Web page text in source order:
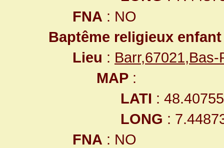
FNA : NO
Baptême religieux enfant
Lieu :
MAP :
LATI :
LONG :
FNA : NO